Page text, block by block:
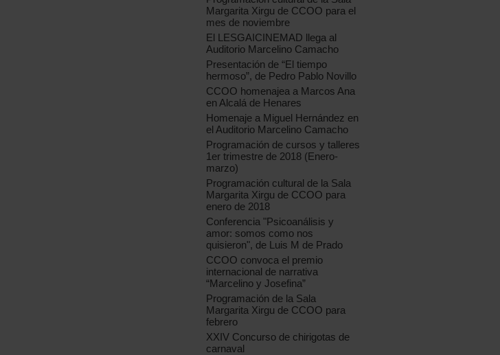
Margarita Xirgu de CCOO para el
mes de noviembre
El LESGAICINEMAD llega al
Auditorio Marcelino Camacho
Presentación de “El tiempo
hermoso”, de Pedro Pablo Novillo
CCOO homenajea a Marcos Ana
en Alcalá de Henares
Homenaje a Miguel Hernández en
el Auditorio Marcelino Camacho
Programación de cursos y talleres
1er trimestre de 2018 (Enero-
marzo)
Programación cultural de la Sala
Margarita Xirgu de CCOO para
enero de 2018
Conferencia "Psicoanálisis y
amor: somos como nos
quisieron", de Luis M de Prado
CCOO convoca el premio
internacional de narrativa
“Marcelino y Josefina”
Programación de la Sala
Margarita Xirgu de CCOO para
febrero
XXIV Concurso de chirigotas de
carnaval